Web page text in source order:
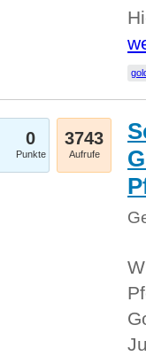
0
Punkte
3743
Aufrufe